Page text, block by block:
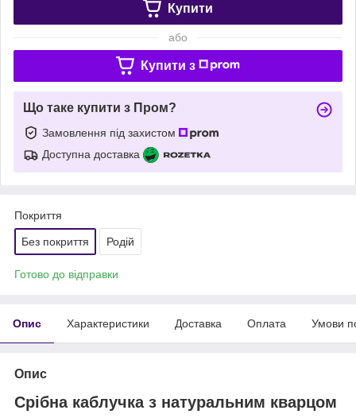
Купити
або
Купити з
Що таке купити з Пром?
Замовлення під захистом
Доступна доставка
Покриття
Без покриття Родій
Готово до відправки
Опис Характеристики Доставка Оплата Умови
Опис
Срібна каблучка з натуральним кварцом